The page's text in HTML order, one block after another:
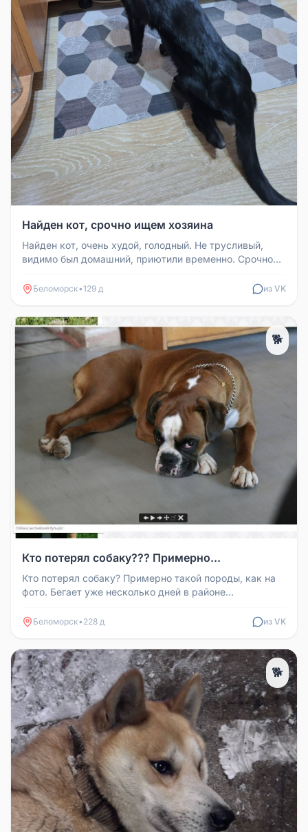
Найден кот, срочно ищем хозяина
Найден кот, очень худой, голодный. Не трусливый,
видимо был домашний, приютили временно. Срочно
Беломорск•129 д из VK
🐕
Кто потерял собаку??? Примерно...
Кто потерял собаку? Примерно такой породы, как на
фото. Бегает уже несколько дней в районе
Беломорск• 228 д из VK
🐕